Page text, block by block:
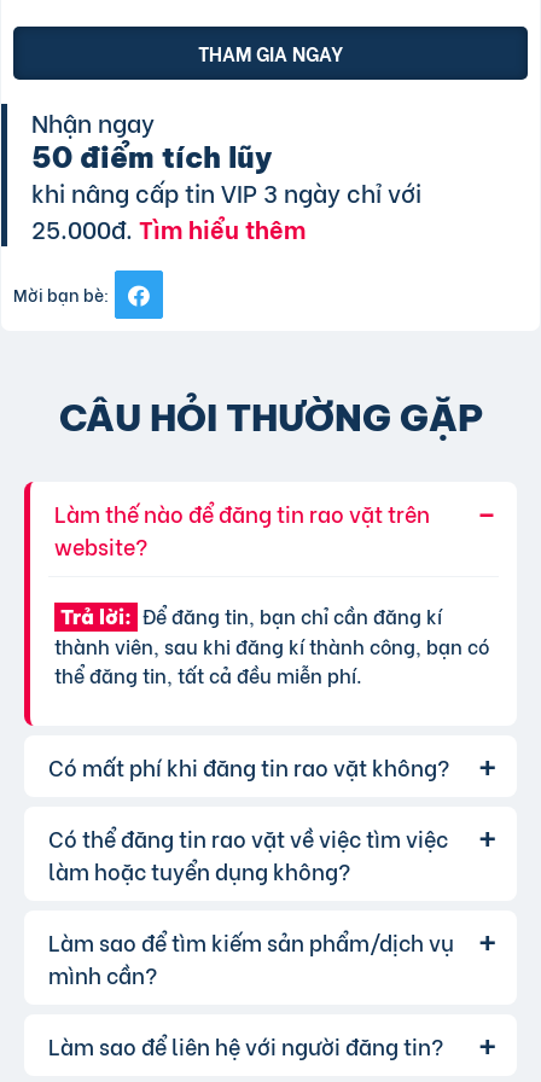
THAM GIA NGAY
Nhận ngay
50 điểm tích lũy
khi nâng cấp tin VIP 3 ngày chỉ với
25.000đ.Tìm hiểu thêm
Mời bạn bè:
CÂU HỎI THƯỜNG GẶP
Làm thế nào để đăng tin rao vặt trên
website?
Trả lời: Để đăng tin, bạn chỉ cần đăng kí
thành viên, sau khi đăng kí thành công, bạn có
thể đăng tin, tất cả đều miễn phí.
Có mất phí khi đăng tin rao vặt không?
Trả lời: Chúng tôi cung cấp gói đăng tin miễn
phí cơ bản cho tất cả người dùng. Tuy nhiên, để
thị, bạn có thể lựa chọn các gói dịch vụ nâng
cấp với chi phí hợp lý, xem thêmphí dịch vụ tin
VIP.
Có thể đăng tin rao vặt về việc tìm việc
làm hoặc tuyển dụng không?
Trả lời: Hoàn toàn có thể. Website của chúng
tôi hỗ trợ đăng tin tuyển dụng và tìm việc làm.
đủ thông tin.
Làm sao để tìm kiếm sản phẩm/dịch vụ
mình cần?
Trả lời: Bạn có thể sử dụng công cụ tìm kiếm
Làm sao để liên hệ với người đăng tin?